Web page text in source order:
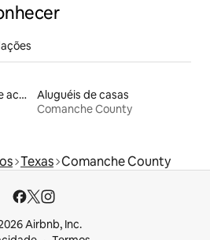
Aluguéis de espaços que aceitam animais de estimação
Aluguéis de casas
Comanche County
Texas Comanche County
Airbnb, Inc.